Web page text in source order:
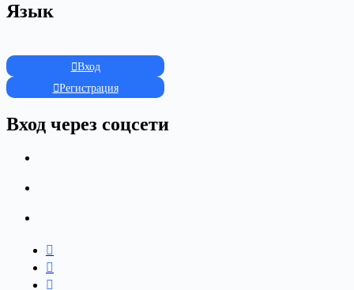
Язык
Вход
Регистрация
Вход через соцсети